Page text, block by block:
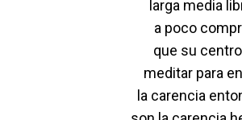
larga media
a poco
que su
meditar para
la carencia